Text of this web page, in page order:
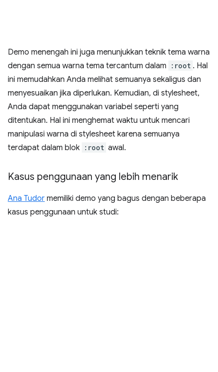
Demo menengah ini juga menunjukkan teknik tema warna
dengan semua warna tema tercantum dalam
:root . Hal
ini memudahkan Anda melihat semuanya sekaligus dan
menyesuaikan jika diperlukan. Kemudian, di stylesheet,
Anda dapat menggunakan variabel seperti yang
ditentukan. Hal ini menghemat waktu untuk mencari
manipulasi warna di stylesheet karena semuanya
terdapat dalam blok :root awal.
Kasus penggunaan yang lebih menarik
Ana Tudor memiliki demo yang bagus dengan beberapa
kasus penggunaan untuk studi: